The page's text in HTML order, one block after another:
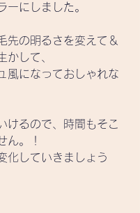
ーにしました。
先の明るさを変えて＆
かして、
風になっておしゃれな
けるので、時間もそこ
ん。！
化していきましょう